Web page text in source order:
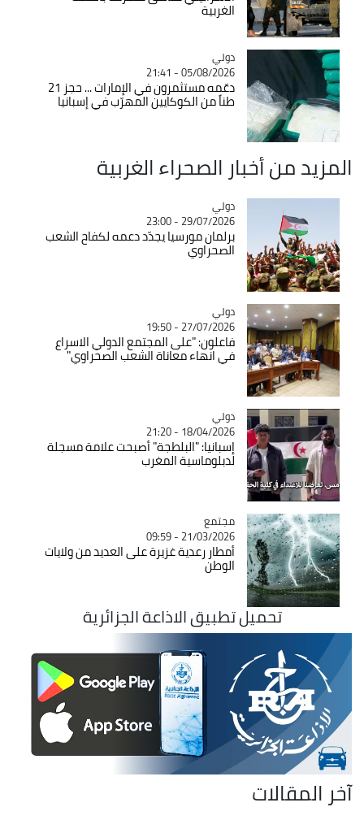
الغربية
Catégorie
دولي
05/08/2026 - 21:41
دعّمه مستثمرون في الإمارات ... حجز 21
طناً من الكوكايين المهرّب في إسبانيا
المزيد من أخبار الصحراء الغربية
Catégorie
دولي
29/07/2026 - 23:00
برلمان مورسيا يجدّد دعمه لكفاح الشعب
الصحراوي
Catégorie
دولي
27/07/2026 - 19:50
فاعلون: "على المجتمع الدولي الاسراع
في انهاء معاناة الشعب الصحراوي"
Catégorie
دولي
18/04/2026 - 21:20
إسبانيا: "البلطجة" أصبحت علامة مسجلة
لدبلوماسية المغرب
Catégorie
مجتمع
21/03/2026 - 09:59
أمطار رعدية غزيرة على العديد من ولايات
الوطن
تحميل تطبيق الاذاعة الجزائرية
آخر المقالات